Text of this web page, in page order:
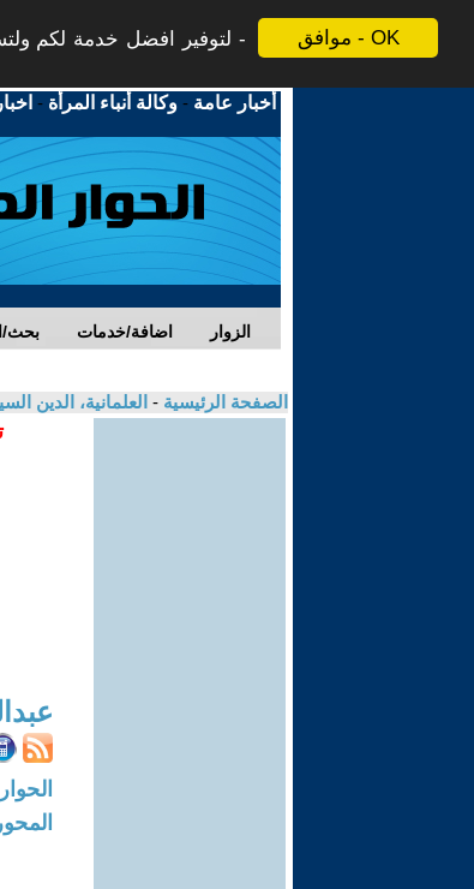
موافق - OK
لتوفير افضل خدمة لكم
أخبار عامة -وكالة أنباء المرأة -
بحث/ اضافة/خدمات الزوار
الصفحة الرئيسية - العلمانية، الدين
الحوار